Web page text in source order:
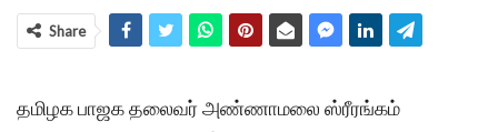
Share
தமிழக பாஜக தலைவர் அண்ணாமலை ஸ்ரீரங்கம்